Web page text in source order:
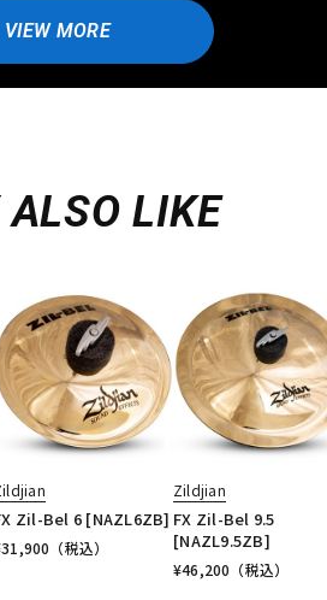
VIEW MORE
LIKE
Zil-Bel 6 [NAZL6ZB]
31,900 （税込）
Zildjian
FX Zil-Bel 9.5
[NAZL9.5ZB]
¥46,200 （税込）